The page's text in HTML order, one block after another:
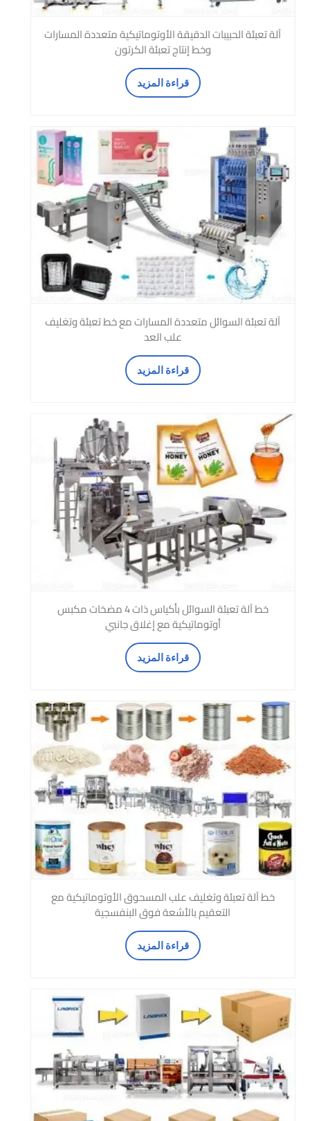
آلة تعبئة الحبيبات الدقيقة الأوتوماتيكية متعددة المسارات
وخط إنتاج تعبئة الكرتون
قراءة المزيد
آلة تعبئة السوائل متعددة المسارات مع خط تعبئة وتغليف
علب العد
قراءة المزيد
خط آلة تعبئة السوائل بأكياس ذات 4 مضخات مكبس
أوتوماتيكية مع إغلاق جانبي
قراءة المزيد
خط آلة تعبئة وتغليف علب المسحوق الأوتوماتيكية مع
التعقيم بالأشعة فوق البنفسجية
قراءة المزيد